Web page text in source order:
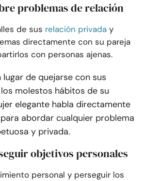
problemas de relación
de sus relación privada y
directamente con su pareja
con personas ajenas.
lugar de quejarse con sus
molestos hábitos de su
elegante habla directamente
abordar cualquier problema
y privada.
objetivos personales
personal y perseguir los